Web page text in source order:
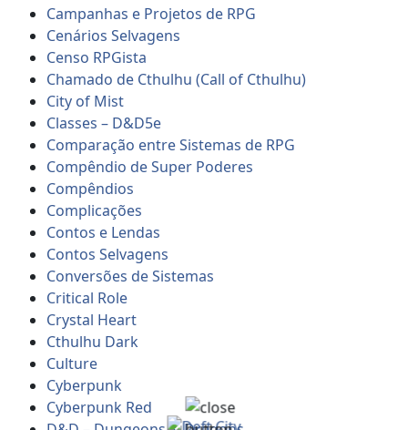
Campanhas e Projetos de RPG
Cenários Selvagens
Censo RPGista
Chamado de Cthulhu (Call of Cthulhu)
City of Mist
Classes – D&D5e
Comparação entre Sistemas de RPG
Compêndio de Super Poderes
Compêndios
Complicações
Contos e Lendas
Contos Selvagens
Conversões de Sistemas
Critical Role
Crystal Heart
Cthulhu Dark
Culture
Cyberpunk
Cyberpunk Red